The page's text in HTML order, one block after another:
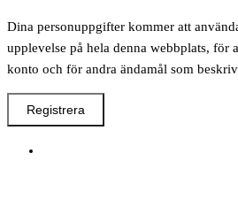
Dina personuppgifter kommer att
upplevelse på hela denna webbplats, för
konto och för andra ändamål som
Registrera